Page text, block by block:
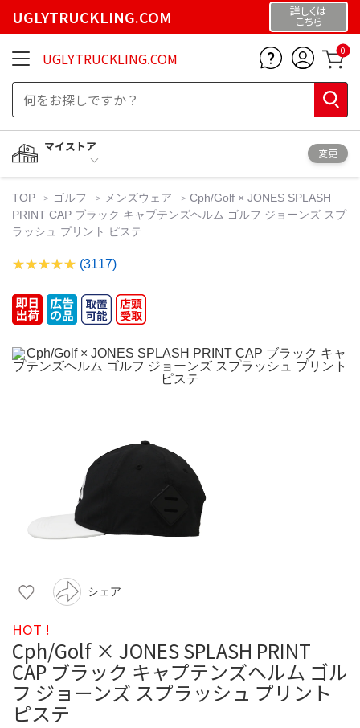
UGLYTRUCKLING.COM 詳しくは
こちら
UGLYTRUCKLING.COM 0
マイストア
変更
TOP ゴルフ メンズウェア
Cph/Golf × JONES SPLASH
PRINT CAP ブラック キャプテンズヘルム ゴルフ ジョーンズ スプ
ラッシュ プリント ピステ
(3117)
シェア
HOT !
Cph/Golf × JONES SPLASH PRINT
CAP ブラック キャプテンズヘルム ゴル
フ ジョーンズ スプラッシュ プリント
ピステ